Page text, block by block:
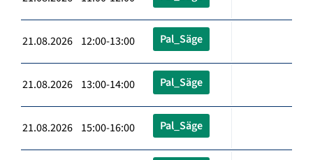
21.08.2026 12:00-13:00 Pal_Säge
21.08.2026 13:00-14:00 Pal_Säge
21.08.2026 15:00-16:00 Pal_Säge